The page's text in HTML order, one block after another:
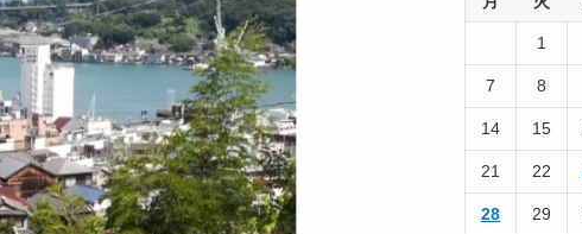
1
7 8
14 15
21 22
28 29